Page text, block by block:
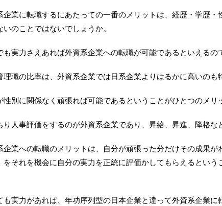
企業に転職するにあたっての一番のメリットは、経歴・学歴・
いのことではないでしょうか。
も実力さえあれば外資系企業への転職が可能であるといえるの
理職の比率は、外資系企業では日系企業よりはるかに高いのも
性別に関係なく頑張れば可能であるということがひとつのメリ
り人事評価をするのが外資系企業であり、昇給、昇進、降格な
企業への転職のメリットは、自分が頑張った分だけその成果が
をそれを機会に自分の実力を正統に評価かしてもらえるという
も実力があれば、年功序列型の日本企業と違って外資系企業に